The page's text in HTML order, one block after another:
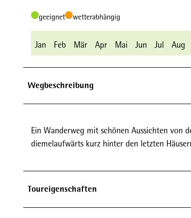
geeignet wetterabhängig
Jan Feb Mär Apr Mai Jun Jul Aug
Wegbeschreibung
Ein Wanderweg mit schönen Aussichten von
diemelaufwärts kurz hinter den letzten
Toureigenschaften